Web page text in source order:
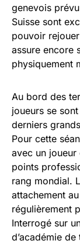
genevois
Suisse sont
pouvoir
assure encore
physiquement
Au bord des
joueurs se
derniers
Pour cette
avec un joueur
points
rang mondial.
attachement
régulièrement
Interrogé sur
d’académie